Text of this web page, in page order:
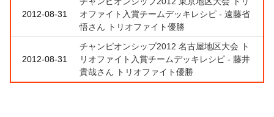
2012-08-31
オファイト入賞チームデッキレシピ - 遠藤省
悟さん トリオファイト優勝
2012-08-31
チャンピオンシップ2012 名古屋地区大会 ト
リオファイト入賞チームデッキレシピ - 藤井
貴哉さん トリオファイト優勝